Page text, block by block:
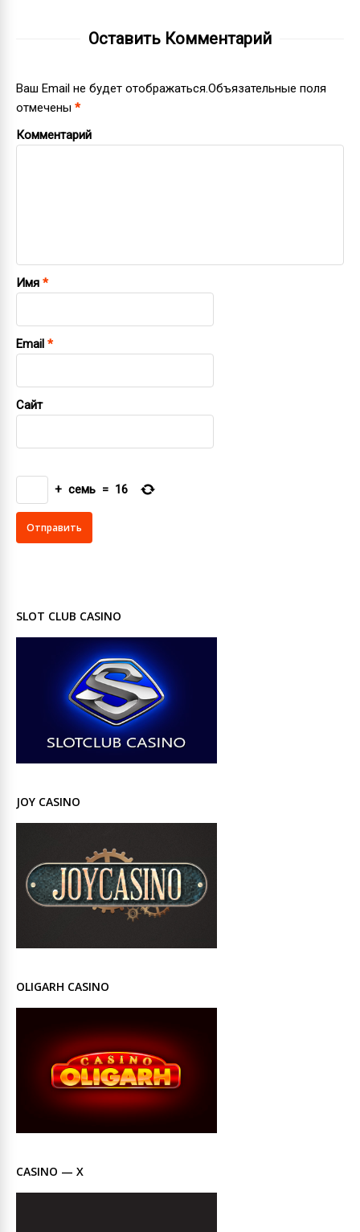
Оставить Комментарий
Ваш Email не будет отображаться.Объязательные поля
отмечены *
Комментарий
Имя *
Email *
Сайт
+ семь = 16
SLOT CLUB CASINO
JOY CASINO
OLIGARH CASINO
CASINO — X